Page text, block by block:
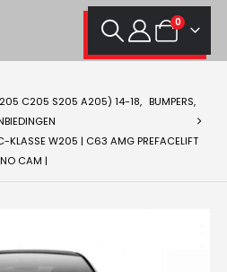
0
C205 S205 A205) 14-18, BUMPERS,
KLASSE W205 | C63 AMG PREFACELIFT
CAM |